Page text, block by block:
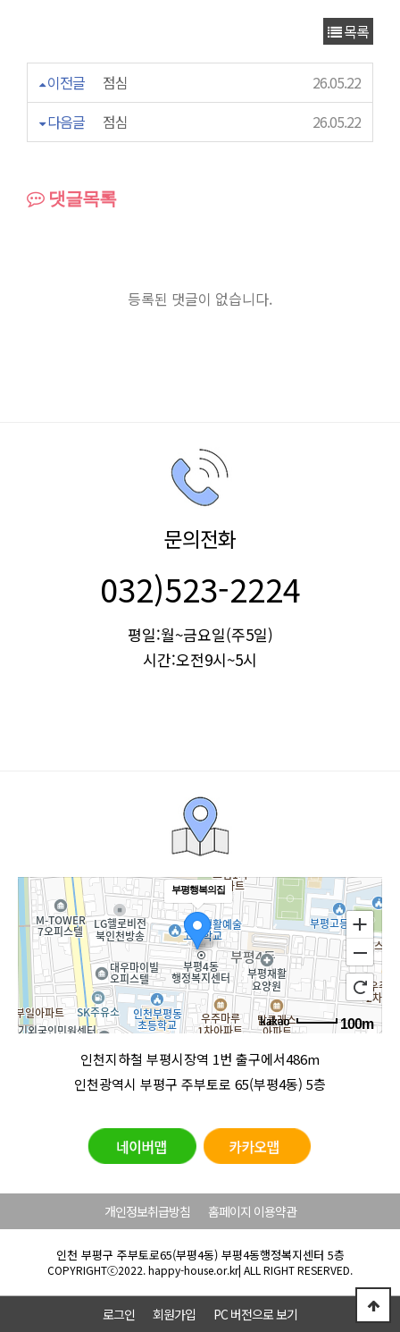
목록
이전글 점심
26.05.22
다음글
점심 26.05.22
댓글목록
등록된 댓글이 없습니다.
문의전화
032)523-2224
평일:월~금요일(주5일)
시간:오전9시~5시
부평행복의집
100m
인천지하철 부평시장역 1번 출구에서486m
인천광역시 부평구 주부토로 65(부평4동) 5층
개인정보취급방침 홈페이지 이용약관
인천 부평구 주부토로65(부평4동) 부평4동행정복지센터 5층
COPYRIGHTⓒ2022. happy-house.or.kr| ALL RIGHT RESERVED.
로그인 회원가입 PC 버전으로 보기